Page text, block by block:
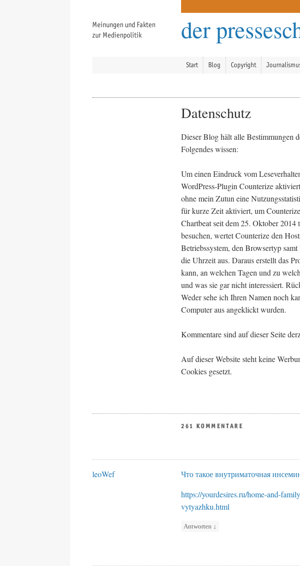
Meinungen und Fakten
zur Medienpolitik
der
Start Blog Copyright
Datenschutz
Dieser Blog hält alle Bestimmungen
Folgendes wissen:
Um einen Eindruck vom
WordPress-Plugin Counterize
ohne mein Zutun eine
für kurze Zeit aktiviert, um
Chartbeat seit dem 25. Oktober 2014
besuchen, wertet Counterize den
Betriebssystem, den Browsertyp
die Uhrzeit aus. Daraus erstellt das
kann, an welchen Tagen und zu
und was sie gar nicht interessiert.
Weder sehe ich Ihren Namen noch
Computer aus angeklickt wurden.
Kommentare sind auf dieser Seite
Auf dieser Website steht keine
Cookies gesetzt.
261 KOMMENTARE
leoWef Что такое внутриматочная
https://yourdesires.ru/home-and-
vytyazhku.html
Antworten ↓